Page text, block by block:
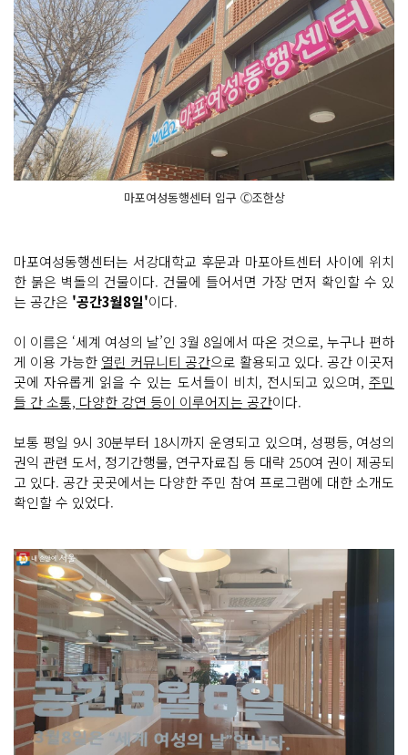
마포여성동행센터 입구 Ⓒ조한상
마포여성동행센터는 서강대학교 후문과 마포아트센터 사이에 위치
한 붉은 벽돌의 건물이다. 건물에 들어서면 가장 먼저 확인할 수 있
는 공간은 '공간3월8일'이다.
이 이름은 ‘세계 여성의 날’인 3월 8일에서 따온 것으로, 누구나 편하
게 이용 가능한 열린 커뮤니티 공간으로 활용되고 있다. 공간 이곳저
곳에 자유롭게 읽을 수 있는 도서들이 비치, 전시되고 있으며, 주민
들 간 소통, 다양한 강연 등이 이루어지는 공간이다.
보통 평일 9시 30분부터 18시까지 운영되고 있으며, 성평등, 여성의
권익 관련 도서, 정기간행물, 연구자료집 등 대략 250여 권이 제공되
고 있다. 공간 곳곳에서는 다양한 주민 참여 프로그램에 대한 소개도
확인할 수 있었다.